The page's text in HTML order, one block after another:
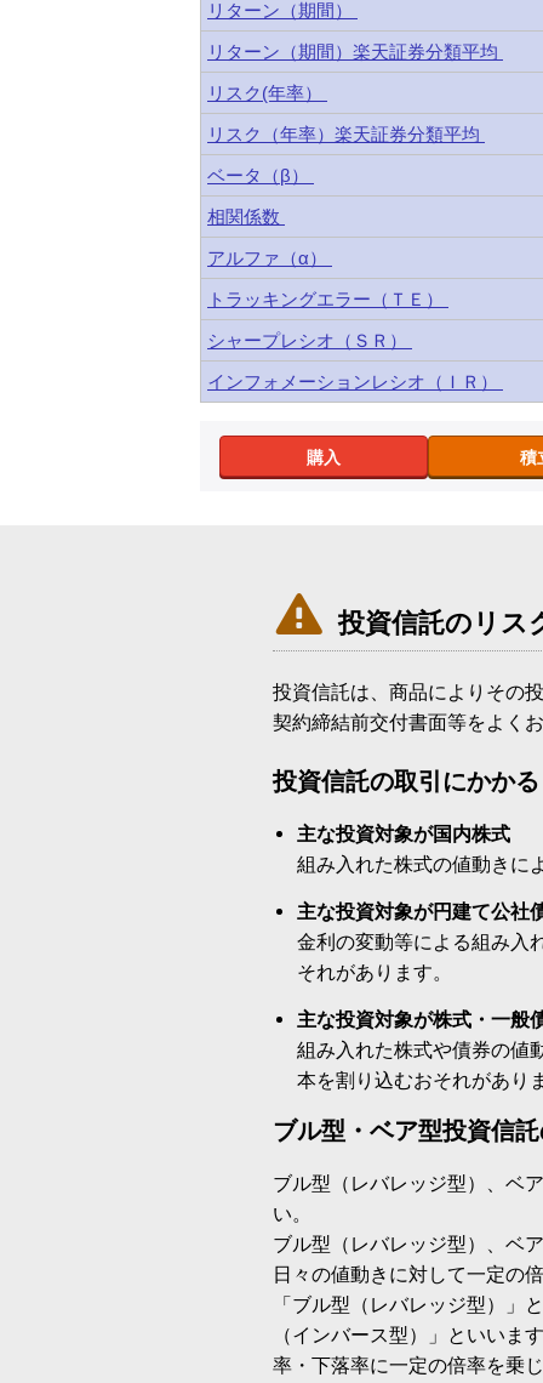
リターン（期間）
リターン（期間）楽天証券分類平均
リスク(年率）
リスク（年率）楽天証券分類平均
ベータ（β）
相関係数
アルファ（α）
トラッキングエラー（ＴＥ）
シャープレシオ（ＳＲ）
インフォメーションレシオ（ＩＲ）
購入 積
 投資信託のリス
投資信託は、商品によりその
契約締結前交付書面等をよく
投資信託の取引にかか
主な投資対象が国内株式
組み入れた株式の値動きに
主な投資対象が円建て公社
金利の変動等による組み入
それがあります。
主な投資対象が株式・一般
組み入れた株式や債券の値
本を割り込むおそれがあり
ブル型・ベア型投資信
ブル型（レバレッジ型）、ベ
い。
ブル型（レバレッジ型）、ベ
日々の値動きに対して一定の
「ブル型（レバレッジ型）」
（インバース型）」といいま
率・下落率に一定の倍率を乗